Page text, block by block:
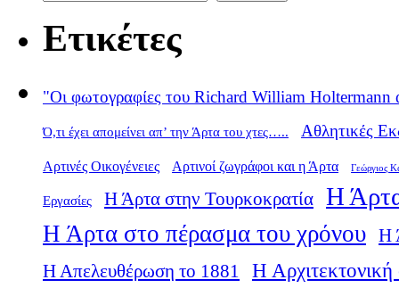
Ετικέτες
"Οι φωτογραφίες του Richard William Holtermann
Ό,τι έχει απομείνει απ’ την Άρτα του χτες….. Αθλητικές
Αρτινές Οικογένειες Αρτινοί ζωγράφοι και η Άρτα Γεώργιος
Εργασίες Η Άρτα στην Τουρκοκρατία Η
Η Άρτα στο πέρασμα του χρόνου Η
Η Απελευθέρωση το 1881
Η